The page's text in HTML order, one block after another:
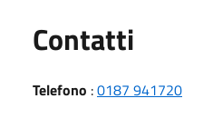
Contatti
Telefono :0187 941720